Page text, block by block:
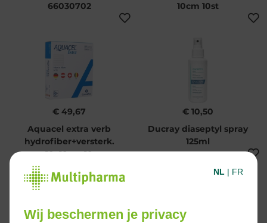
66030702
10cm 10st
€ 49,67
Aquacel extra verb
hydrofiber+versterk.
10x10cm 10
€ 10,50
Ducray diaseptyl spray
125ml
NL | FR
Wij beschermen je privacy